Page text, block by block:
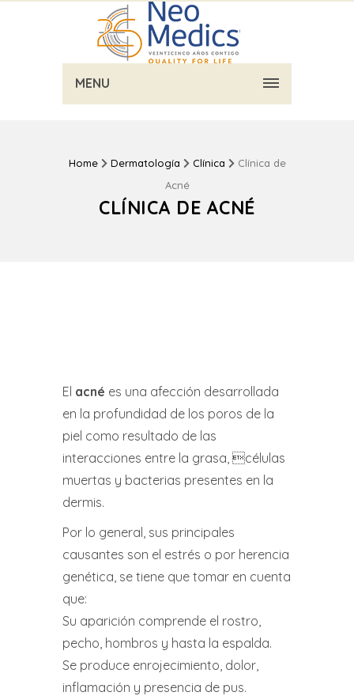
MENU
Home Dermatología Clínica
Clínica de
Acné
CLÍNICA DE ACNÉ
El acné es una afección desarrollada
en la profundidad de los poros de la
piel como resultado de las
interacciones entre la grasa, células
muertas y bacterias presentes en la
dermis.
Por lo general, sus principales
causantes son el estrés o por herencia
genética, se tiene que tomar en cuenta
que:
Su aparición comprende el rostro,
pecho, hombros y hasta la espalda.
Se produce enrojecimiento, dolor,
inflamación y presencia de pus.